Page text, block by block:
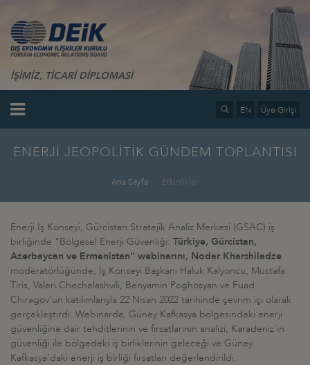
İŞİMİZ, TİCARİ DİPLOMASİ
EN Üye Girişi
ENERJİ JEOPOLİTİK GÜNDEM TOPLANTISI
Ana Sayfa Etkinlikler
Enerji İş Konseyi, Gürcistan Stratejik Analiz Merkezi (GSAC) iş
birliğinde "Bölgesel Enerji Güvenliği: Türkiye, Gürcistan,
Azerbaycan ve Ermenistan" webinarını, Nodar Kharshiladze
moderatörlüğünde, İş Konseyi Başkanı Haluk Kalyoncu, Mustafa
Tiris, Valeri Chechelashvili, Benyamin Poghosyan ve Fuad
Chiragov'un katılımlarıyla 22 Nisan 2022 tarihinde çevrim içi olarak
gerçekleştirdi. Webinarda, Güney Kafkasya bölgesindeki enerji
güvenliğine dair tehditlerinin ve fırsatlarının analizi, Karadeniz'in
güvenliği ile bölgedeki iş birliklerinin geleceği ve Güney
Kafkasya'daki enerji iş birliği fırsatları değerlendirildi.